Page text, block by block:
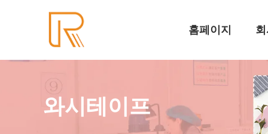
홈페이지
와시테이프